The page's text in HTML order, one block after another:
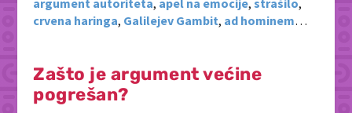
crvena haringa, Galilejev Gambit, ad hominem…
Zašto je argument većine
pogrešan?